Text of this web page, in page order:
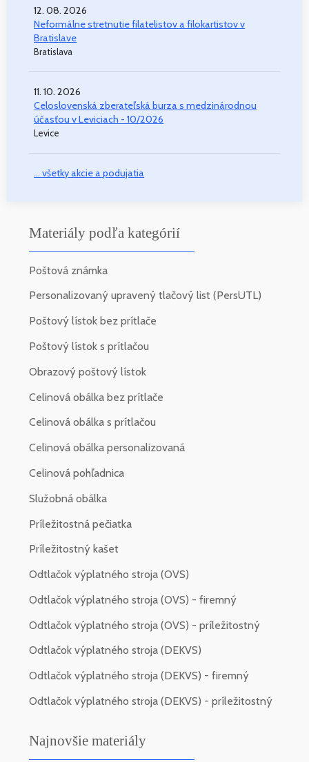
12. 08. 2026
Neformálne stretnutie filatelistov a filokartistov v
Bratislave
Bratislava
11. 10. 2026
Celoslovenská zberateľská burza s medzinárodnou
účasťou v Leviciach - 10/2026
Levice
... všetky akcie a podujatia
Materiály podľa kategórií
Poštová známka
Personalizovaný upravený tlačový list (PersUTL)
Poštový lístok bez prítlače
Poštový lístok s prítlačou
Obrazový poštový lístok
Celinová obálka bez prítlače
Celinová obálka s prítlačou
Celinová obálka personalizovaná
Celinová pohľadnica
Služobná obálka
Príležitostná pečiatka
Príležitostný kašet
Odtlačok výplatného stroja (OVS)
Odtlačok výplatného stroja (OVS) - firemný
Odtlačok výplatného stroja (OVS) - príležitostný
Odtlačok výplatného stroja (DEKVS)
Odtlačok výplatného stroja (DEKVS) - firemný
Odtlačok výplatného stroja (DEKVS) - príležitostný
Najnovšie materiály